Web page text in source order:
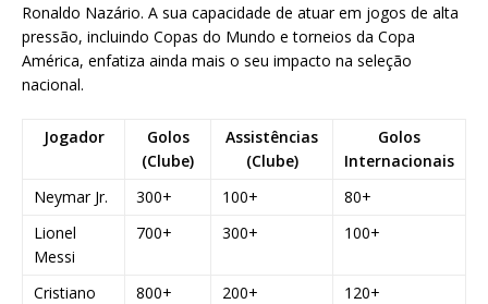
Ronaldo Nazário. A sua capacidade de atuar em jogos de alta
pressão, incluindo Copas do Mundo e torneios da Copa
América, enfatiza ainda mais o seu impacto na seleção
nacional.
Jogador
Golos
(Clube)
Assistências
(Clube)
Golos
Internacionais
Neymar Jr.
300+ 100+
80+
Lionel
Messi
700+ 300+ 100+
Cristiano
800+ 200+ 120+